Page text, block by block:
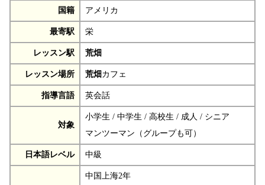
国籍 アメリカ
最寄駅 栄
レッスン駅 荒畑
レッスン場所 荒畑 カフェ
指導言語 英会話
対象
小学生 / 中学生 / 高校生 / 成人 / シニア
マンツーマン（グループも可）
日本語レベル 中級
中国上海2年